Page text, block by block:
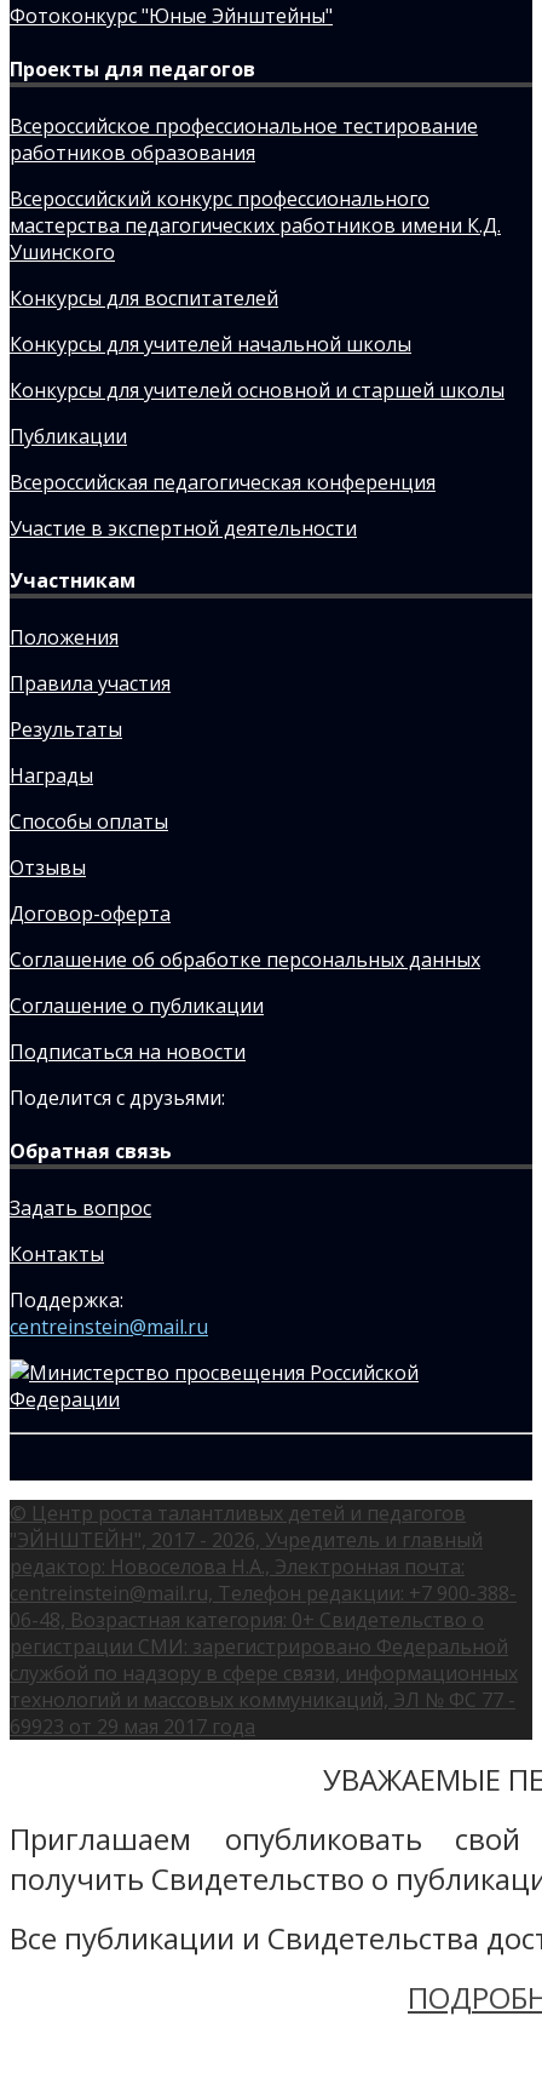
Фотоконкурс "Юные Эйнштейны"
Проекты для педагогов
Всероссийское профессиональное тестирование
работников образования
Всероссийский конкурс профессионального
мастерства педагогических работников имени К.Д.
Ушинского
Конкурсы для воспитателей
Конкурсы для учителей начальной школы
Конкурсы для учителей основной и старшей школы
Публикации
Всероссийская педагогическая конференция
Участие в экспертной деятельности
Участникам
Положения
Правила участия
Результаты
Награды
Способы оплаты
Отзывы
Договор-оферта
Соглашение об обработке персональных данных
Соглашение о публикации
Подписаться на новости
Поделится с друзьями:
Обратная связь
Задать вопрос
Контакты
Поддержка:
centreinstein@mail.ru
© Центр роста талантливых детей и педагогов
"ЭЙНШТЕЙН", 2017 - 2026, Учредитель и главный
редактор: Новоселова Н.А., Электронная почта:
centreinstein@mail.ru, Телефон редакции: +7 900-388-
06-48, Возрастная категория: 0+ Свидетельство о
регистрации СМИ: зарегистрировано Федеральной
службой по надзору в сфере связи, информационных
технологий и массовых коммуникаций, ЭЛ № ФС 77 -
69923 от 29 мая 2017 года
УВАЖАЕМЫЕ
Приглашаем опубликовать
получить Свидетельство о
Все публикации и Свидетельства